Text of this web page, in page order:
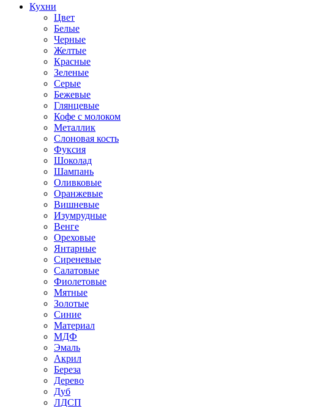
Кухни
Цвет
Белые
Черные
Желтые
Красные
Зеленые
Серые
Бежевые
Глянцевые
Кофе с молоком
Металлик
Слоновая кость
Фуксия
Шоколад
Шампань
Оливковые
Оранжевые
Вишневые
Изумрудные
Венге
Ореховые
Янтарные
Сиреневые
Салатовые
Фиолетовые
Мятные
Золотые
Синие
Материал
МДФ
Эмаль
Акрил
Береза
Дерево
Дуб
ЛДСП